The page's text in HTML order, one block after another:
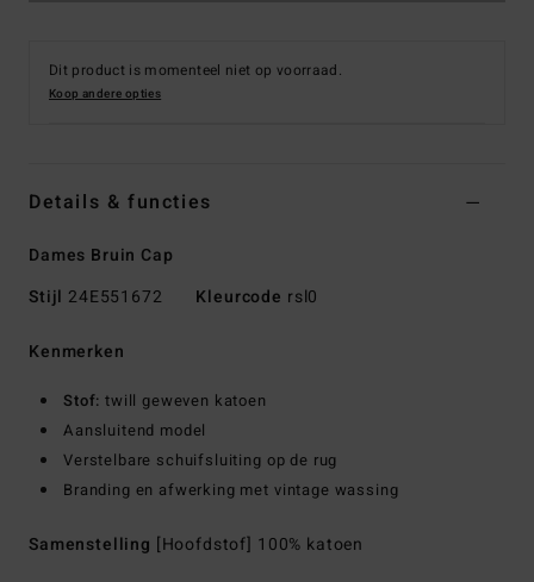
Dit product is momenteel niet op voorraad.
Koop andere opties
Details & functies
Dames Bruin Cap
Stijl 24E551672 Kleurcode rsl0
Kenmerken
Stof:twill geweven katoen
Aansluitend model
Verstelbare schuifsluiting op de rug
Branding en afwerking met vintage wassing
Samenstelling [Hoofdstof] 100% katoen